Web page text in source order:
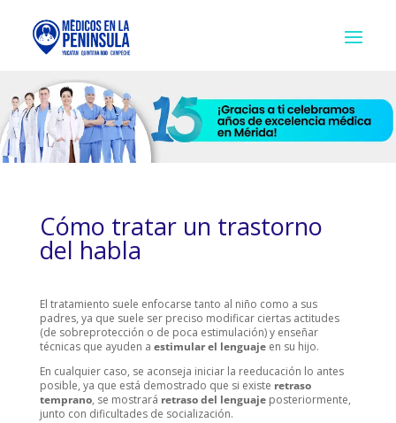
Cómo tratar un trastorno
del habla
El tratamiento suele enfocarse tanto al niño como a sus
padres, ya que suele ser preciso modificar ciertas actitudes
(de sobreprotección o de poca estimulación) y enseñar
técnicas que ayuden a estimular el lenguajeen su hijo.
En cualquier caso, se aconseja iniciar la reeducación lo antes
posible, ya que está demostrado que si existe retraso
temprano, se mostrará retraso del lenguajeposteriormente,
junto con dificultades de socialización.